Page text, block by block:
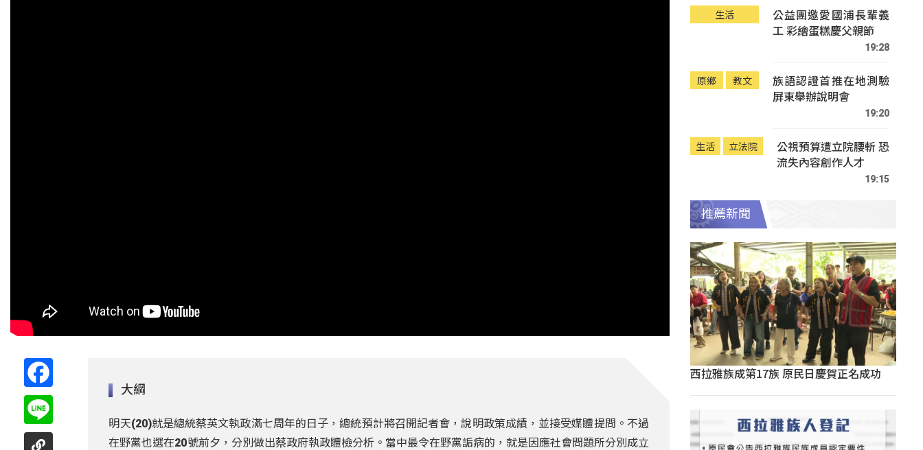
大綱
明天(20)就是總統蔡英文執政滿七周年的日子，總統預計將召開記者會，說明政策成績，並接受媒體提問。不過
在野黨也選在20號前夕，分別做出蔡政府執政體檢分析。當中最令在野黨詬病的，就是因應社會問題所分別成立
生活
公益團邀愛國浦長輩義
工 彩繪蛋糕慶父親節
19:28
原鄉 教文
族語認證首推在地測驗
屏東舉辦說明會
19:20
生活 立法院
公視預算遭立院腰斬 恐
流失內容創作人才
19:15
推薦新聞
西拉雅族成第17族 原民日慶賀正名成功